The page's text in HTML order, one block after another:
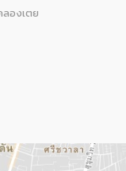
องเตย